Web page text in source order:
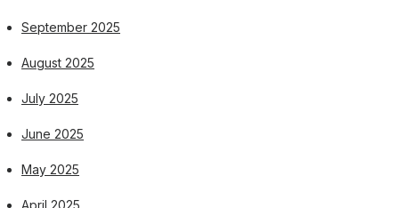
September 2025
August 2025
July 2025
June 2025
May 2025
April 2025